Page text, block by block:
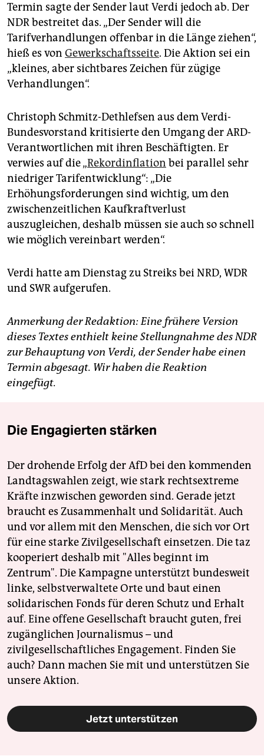
Termin sagte der Sender laut Verdi jedoch ab. Der
NDR bestreitet das. „Der Sender will die
Tarifverhandlungen offenbar in die Länge ziehen“,
hieß es von Gewerkschaftsseite. Die Aktion sei ein
„kleines, aber sichtbares Zeichen für zügige
Verhandlungen“.
Christoph Schmitz-Dethlefsen aus dem Verdi-
Bundesvorstand kritisierte den Umgang der ARD-
Verantwortlichen mit ihren Beschäftigten. Er
verwies auf die „Rekordinflation bei parallel sehr
niedriger Tarifentwicklung“: „Die
Erhöhungsforderungen sind wichtig, um den
zwischenzeitlichen Kaufkraftverlust
auszugleichen, deshalb müssen sie auch so schnell
wie möglich vereinbart werden“.
Verdi hatte am Dienstag zu Streiks bei NRD, WDR
und SWR aufgerufen.
Anmerkung der Redaktion: Eine frühere Version
dieses Textes enthielt keine Stellungnahme des NDR
zur Behauptung von Verdi, der Sender habe einen
Termin abgesagt. Wir haben die Reaktion
eingefügt.
Die Engagierten stärken
Der drohende Erfolg der AfD bei den kommenden
Landtagswahlen zeigt, wie stark rechtsextreme
Kräfte inzwischen geworden sind. Gerade jetzt
braucht es Zusammenhalt und Solidarität. Auch
und vor allem mit den Menschen, die sich vor Ort
für eine starke Zivilgesellschaft einsetzen. Die taz
kooperiert deshalb mit "Alles beginnt im
Zentrum". Die Kampagne unterstützt bundesweit
linke, selbstverwaltete Orte und baut einen
solidarischen Fonds für deren Schutz und Erhalt
auf. Eine offene Gesellschaft braucht guten, frei
zugänglichen Journalismus – und
zivilgesellschaftliches Engagement. Finden Sie
auch? Dann machen Sie mit und unterstützen Sie
unsere Aktion.
Jetzt unterstützen